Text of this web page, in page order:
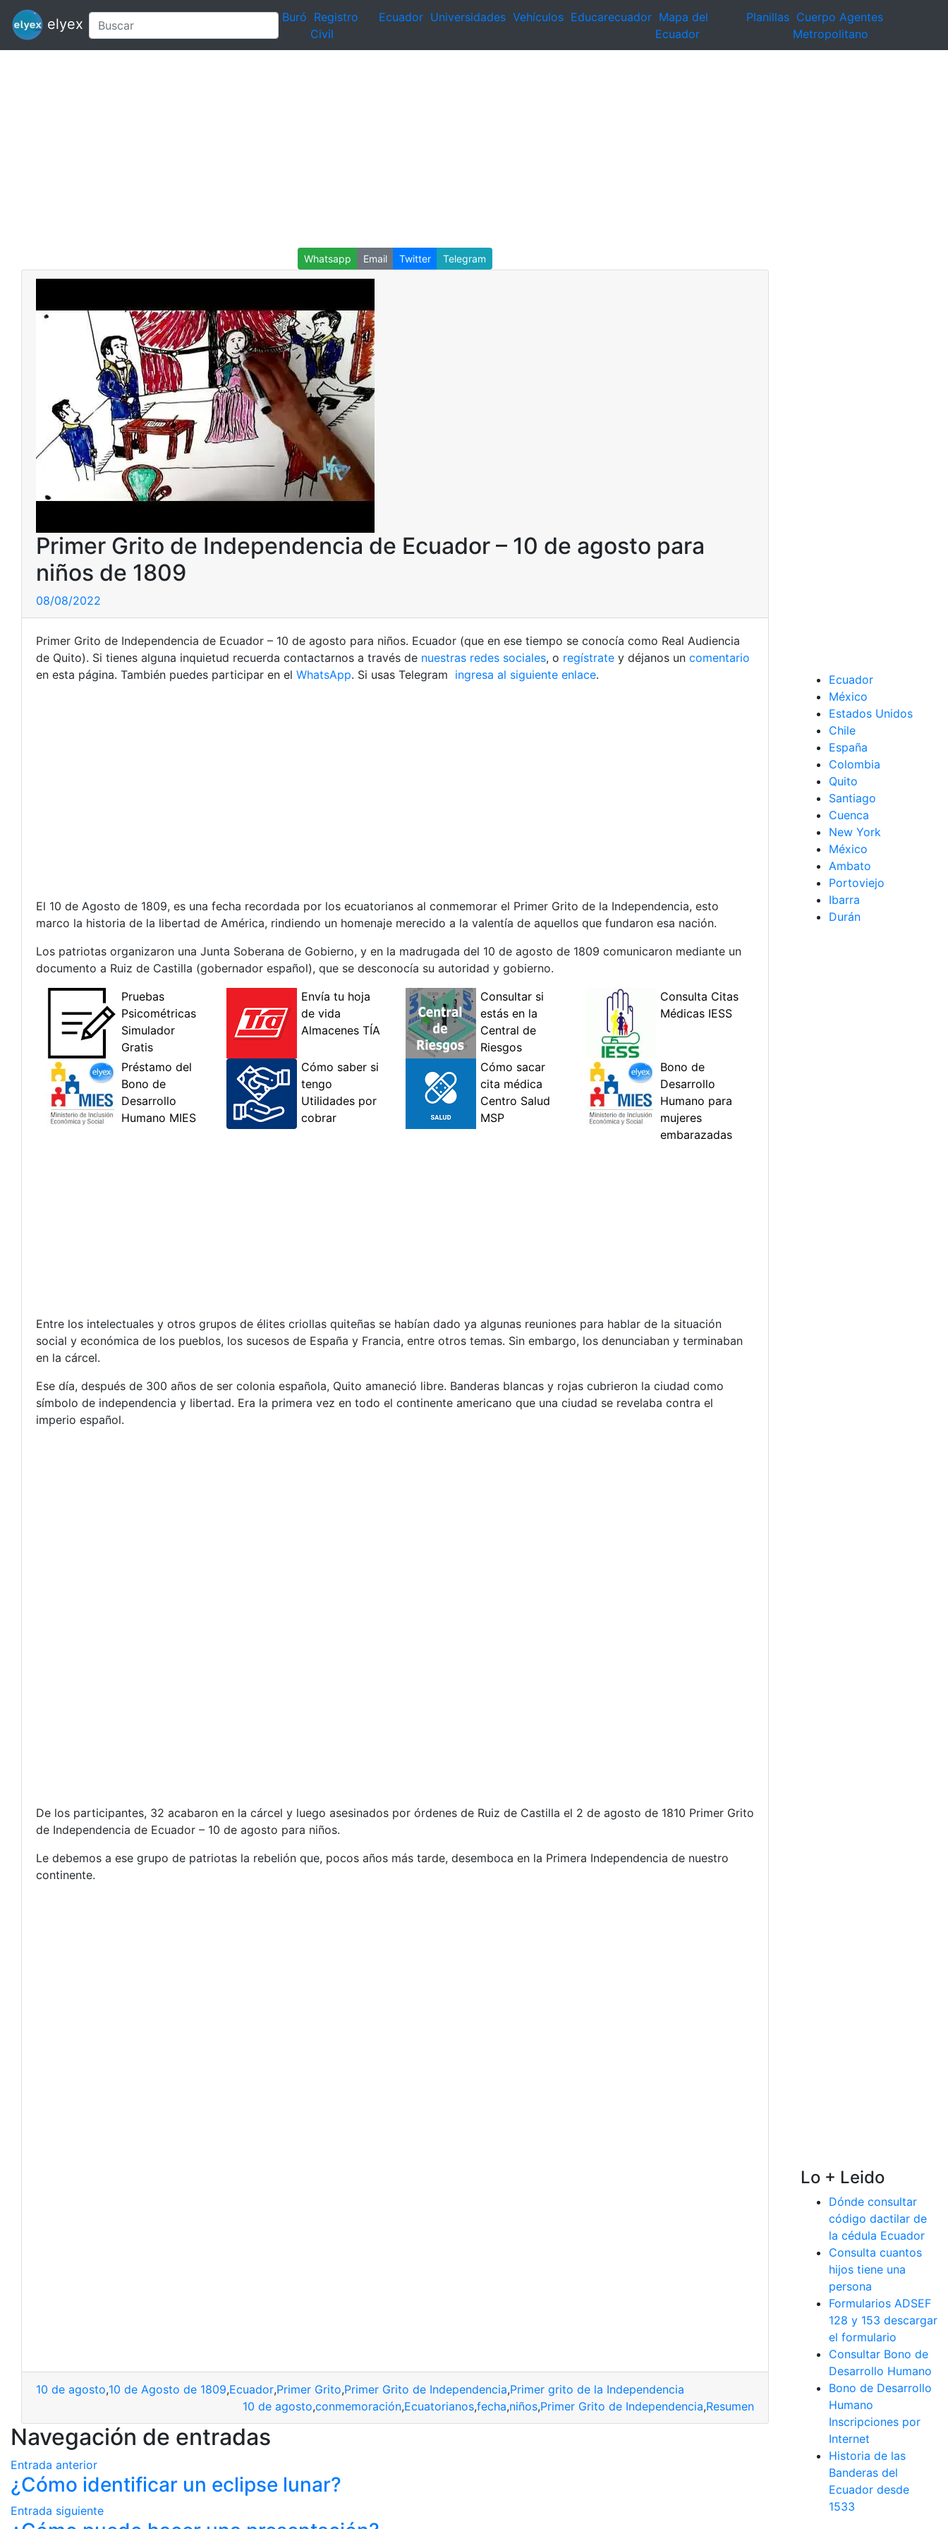
elyex Buró Registro
Civil
Ecuador Universidades Vehículos Educarecuador Mapa del
Ecuador
Planillas Cuerpo Agentes
Metropolitano
Whatsapp Email Twitter Telegram
Primer Grito de Independencia de Ecuador – 10 de agosto para
niños de 1809
08/08/2022
Primer Grito de Independencia de Ecuador – 10 de agosto para niños. Ecuador (que en ese tiempo se conocía como Real Audiencia
de Quito). Si tienes alguna inquietud recuerda contactarnos a través de nuestras redes sociales, o regístrate y déjanos un comentario
en esta página. También puedes participar en el WhatsApp. Si usas Telegram ingresa al siguiente enlace.
El 10 de Agosto de 1809, es una fecha recordada por los ecuatorianos al conmemorar el Primer Grito de la Independencia, esto
marco la historia de la libertad de América, rindiendo un homenaje merecido a la valentía de aquellos que fundaron esa nación.
Los patriotas organizaron una Junta Soberana de Gobierno, y en la madrugada del 10 de agosto de 1809 comunicaron mediante un
documento a Ruiz de Castilla (gobernador español), que se desconocía su autoridad y gobierno.
Entre los intelectuales y otros grupos de élites criollas quiteñas se habían dado ya algunas reuniones para hablar de la situación
social y económica de los pueblos, los sucesos de España y Francia, entre otros temas. Sin embargo, los denunciaban y terminaban
en la cárcel.
Ese día, después de 300 años de ser colonia española, Quito amaneció libre. Banderas blancas y rojas cubrieron la ciudad como
símbolo de independencia y libertad. Era la primera vez en todo el continente americano que una ciudad se revelaba contra el
imperio español.
De los participantes, 32 acabaron en la cárcel y luego asesinados por órdenes de Ruiz de Castilla el 2 de agosto de 1810 Primer Grito
de Independencia de Ecuador – 10 de agosto para niños.
Le debemos a ese grupo de patriotas la rebelión que, pocos años más tarde, desemboca en la Primera Independencia de nuestro
continente.
10 de agosto,10 de Agosto de 1809,Ecuador,Primer Grito,Primer Grito de Independencia,Primer grito de la Independencia
10 de agosto,conmemoración,Ecuatorianos,fecha,niños,Primer Grito de Independencia,Resumen
Navegación de entradas
Entrada anterior
¿Cómo identificar un eclipse lunar?
Entrada siguiente
Ecuador
México
Estados Unidos
Chile
España
Colombia
Quito
Santiago
Cuenca
New York
México
Ambato
Portoviejo
Ibarra
Durán
Lo + Leido
Dónde consultar
código dactilar de
la cédula Ecuador
Consulta cuantos
hijos tiene una
persona
Formularios ADSEF
128 y 153 descargar
el formulario
Consultar Bono de
Desarrollo Humano
Bono de Desarrollo
Humano
Inscripciones por
Internet
Historia de las
Banderas del
Ecuador desde
1533